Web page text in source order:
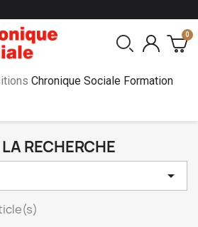
Chronique Sociale Formation
RECHERCHE
